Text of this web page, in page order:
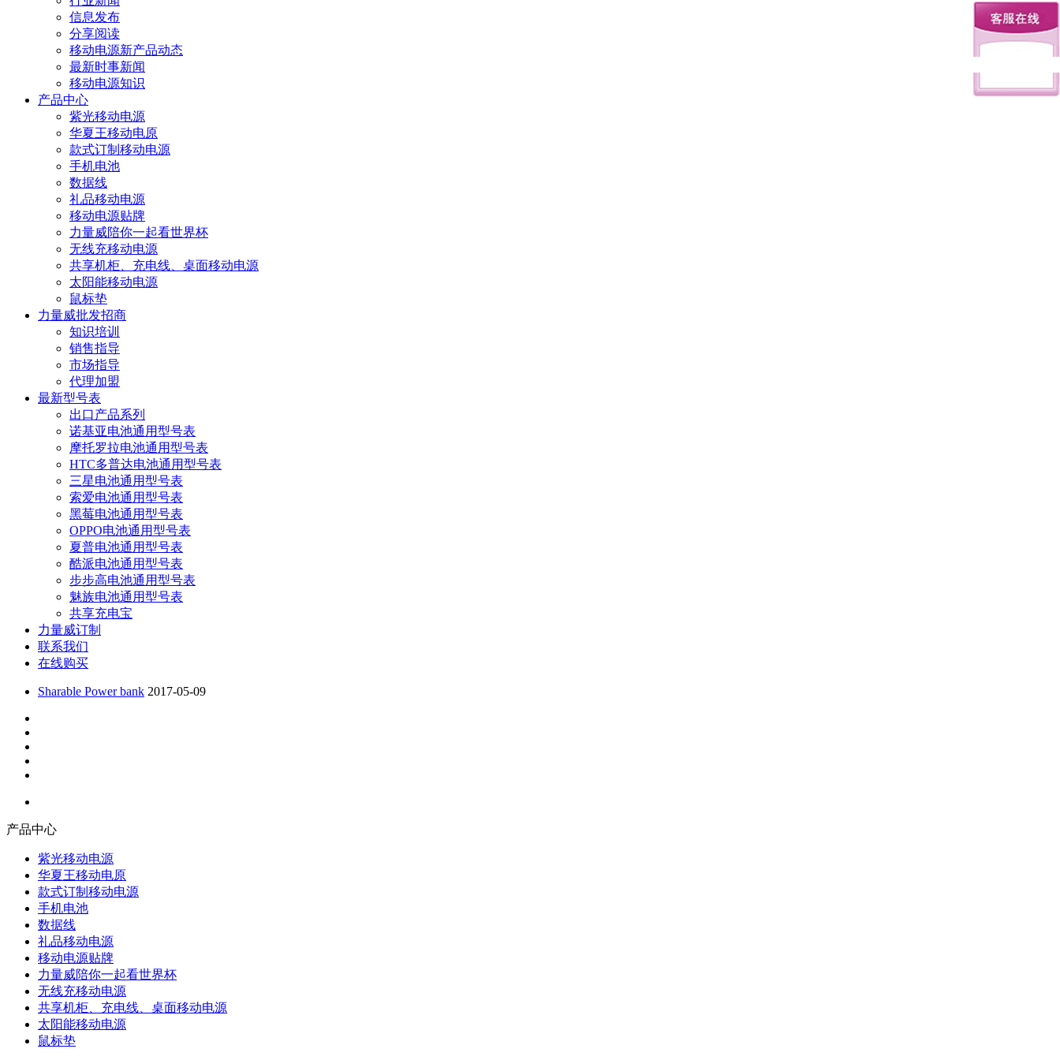
信息发布
分享阅读
移动电源新产品动态
最新时事新闻
移动电源知识
产品中心
紫光移动电源
华夏王移动电原
款式订制移动电源
手机电池
数据线
礼品移动电源
移动电源贴牌
力量威陪你一起看世界杯
无线充移动电源
共享机柜、充电线、桌面移动电源
太阳能移动电源
鼠标垫
力量威批发招商
知识培训
销售指导
市场指导
代理加盟
最新型号表
出口产品系列
诺基亚电池通用型号表
摩托罗拉电池通用型号表
HTC多普达电池通用型号表
三星电池通用型号表
索爱电池通用型号表
黑莓电池通用型号表
OPPO电池通用型号表
夏普电池通用型号表
酷派电池通用型号表
步步高电池通用型号表
魅族电池通用型号表
共享充电宝
力量威订制
联系我们
在线购买
Sharable Power bank 2017-05-09
产品中心
紫光移动电源
华夏王移动电原
款式订制移动电源
手机电池
数据线
礼品移动电源
移动电源贴牌
力量威陪你一起看世界杯
无线充移动电源
共享机柜、充电线、桌面移动电源
太阳能移动电源
鼠标垫